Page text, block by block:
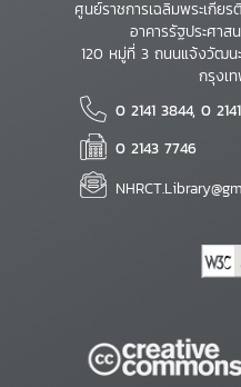
ศูนย์ราชการเฉลิมพระเกี
อาคารรัฐประศา
120 หมู่ที่ 3 ถนนแจ้งวัฒน
กรุงเ
0 2141 3844, 0
0 2143 7746